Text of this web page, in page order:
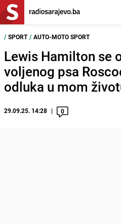
/ SPORT / AUTO-MOTO SPORT
Lewis Hamilton se
voljenog psa
odluka u mom
29.09.25. 14:28 0